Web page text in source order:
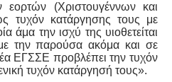
(Χριστουγέννων και
τυχόν κατάργησης τους με
άμα την ισχύ της υιοθετείται
την παρούσα ακόμα και σε
ΕΓΣΣΕ προβλέπει την τυχόν
τυχόν κατάργησή τους».